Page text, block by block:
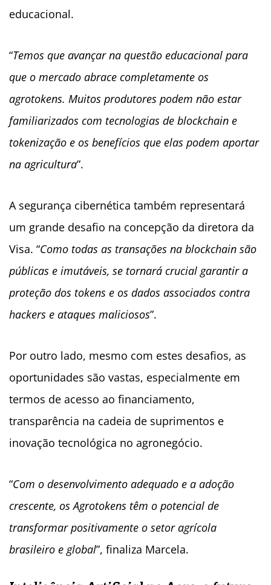
educacional.
“Temos que avançar na questão educacional para
que o mercado abrace completamente os
agrotokens. Muitos produtores podem não estar
familiarizados com tecnologias de blockchain e
tokenização e os benefícios que elas podem aportar
na agricultura”.
A segurança cibernética também representará
um grande desafio na concepção da diretora da
Visa. “Como todas as transações na blockchain são
públicas e imutáveis, se tornará crucial garantir a
proteção dos tokens e os dados associados contra
hackers e ataques maliciosos”.
Por outro lado, mesmo com estes desafios, as
oportunidades são vastas, especialmente em
termos de acesso ao financiamento,
transparência na cadeia de suprimentos e
inovação tecnológica no agronegócio.
“Com o desenvolvimento adequado e a adoção
crescente, os Agrotokens têm o potencial de
transformar positivamente o setor agrícola
brasileiro e global”, finaliza Marcela.